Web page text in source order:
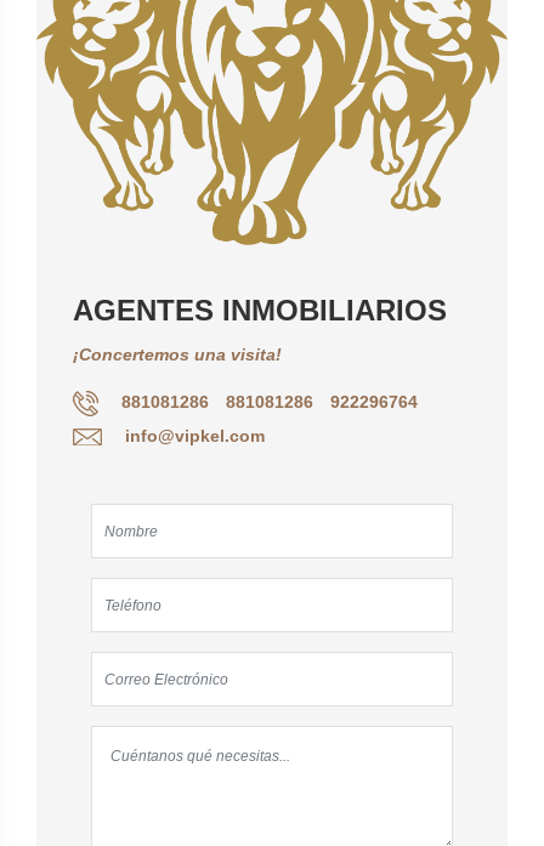
AGENTES INMOBILIARIOS
¡Concertemos una visita!
881081286 881081286
922296764
info@vipkel.com